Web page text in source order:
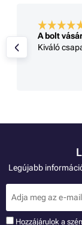
A bolt
Kiváló
Legújabb
Hozzájárulok a